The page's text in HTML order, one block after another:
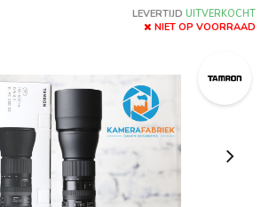
LEVERTIJD UITVERKOCHT
NIET OP VOORRAAD